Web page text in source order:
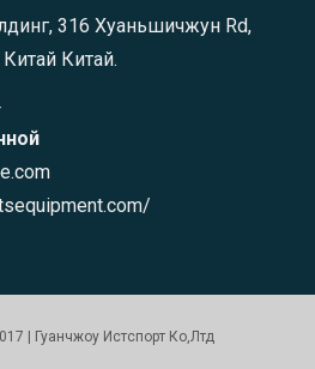
316 Хуаньшичжун Rd,
Китай.
| Гуанчжоу Истспорт Ко,Лтд